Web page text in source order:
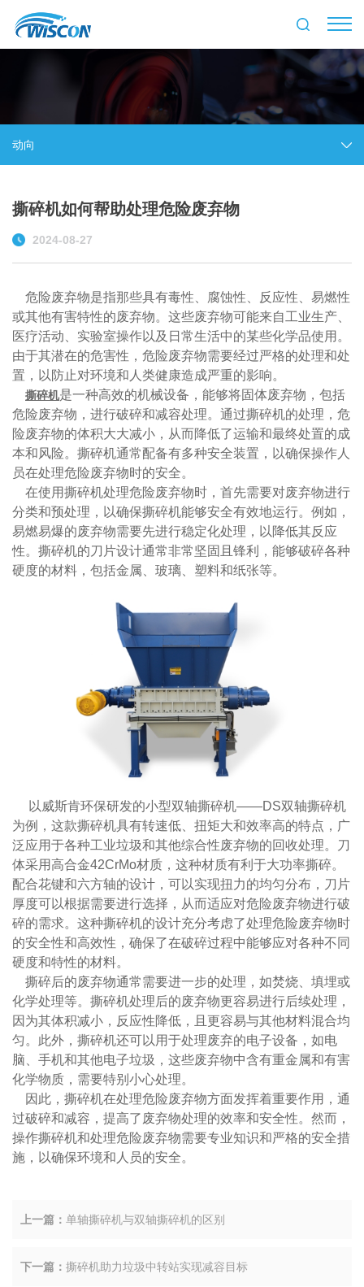
动向
撕碎机如何帮助处理危险废弃物
2024-08-27
危险废弃物是指那些具有毒性、腐蚀性、反应性、易燃性
或其他有害特性的废弃物。这些废弃物可能来自工业生产、
医疗活动、实验室操作以及日常生活中的某些化学品使用。
由于其潜在的危害性，危险废弃物需要经过严格的处理和处
置，以防止对环境和人类健康造成严重的影响。
撕碎机是一种高效的机械设备，能够将固体废弃物，包括
危险废弃物，进行破碎和减容处理。通过撕碎机的处理，危
险废弃物的体积大大减小，从而降低了运输和最终处置的成
本和风险。撕碎机通常配备有多种安全装置，以确保操作人
员在处理危险废弃物时的安全。
在使用撕碎机处理危险废弃物时，首先需要对废弃物进行
分类和预处理，以确保撕碎机能够安全有效地运行。例如，
易燃易爆的废弃物需要先进行稳定化处理，以降低其反应
性。撕碎机的刀片设计通常非常坚固且锋利，能够破碎各种
硬度的材料，包括金属、玻璃、塑料和纸张等。
以威斯肯环保研发的小型双轴撕碎机——DS双轴撕碎机
为例，这款撕碎机具有转速低、扭矩大和效率高的特点，广
泛应用于各种工业垃圾和其他综合性废弃物的回收处理。刀
体采用高合金42CrMo材质，这种材质有利于大功率撕碎。
配合花键和六方轴的设计，可以实现扭力的均匀分布，刀片
厚度可以根据需要进行选择，从而适应对危险废弃物进行破
碎的需求。这种撕碎机的设计充分考虑了处理危险废弃物时
的安全性和高效性，确保了在破碎过程中能够应对各种不同
硬度和特性的材料。
撕碎后的废弃物通常需要进一步的处理，如焚烧、填埋或
化学处理等。撕碎机处理后的废弃物更容易进行后续处理，
因为其体积减小，反应性降低，且更容易与其他材料混合均
匀。此外，撕碎机还可以用于处理废弃的电子设备，如电
脑、手机和其他电子垃圾，这些废弃物中含有重金属和有害
化学物质，需要特别小心处理。
因此，撕碎机在处理危险废弃物方面发挥着重要作用，通
过破碎和减容，提高了废弃物处理的效率和安全性。然而，
操作撕碎机和处理危险废弃物需要专业知识和严格的安全措
施，以确保环境和人员的安全。
上一篇： 单轴撕碎机与双轴撕碎机的区别
下一篇： 撕碎机助力垃圾中转站实现减容目标